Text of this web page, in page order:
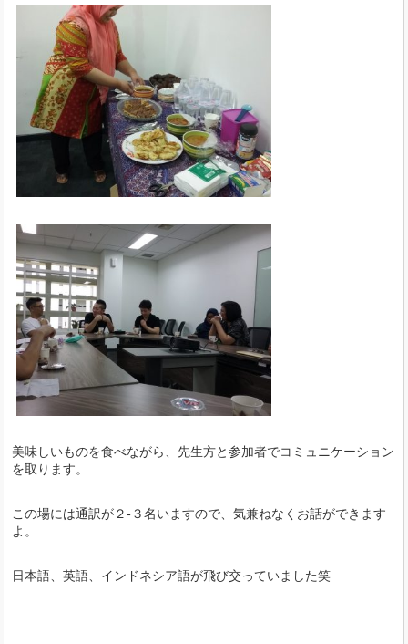
美味しいものを食べながら、先生方と参加者でコミュニケーション
を取ります。
この場には通訳が２-３名いますので、気兼ねなくお話ができます
よ。
日本語、英語、インドネシア語が飛び交っていました笑